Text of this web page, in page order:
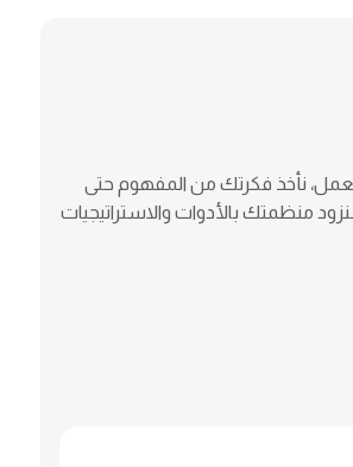
نأخذ فكرتك من المفهوم حتى
منظمتك بالأدوات والاستراتيجيات